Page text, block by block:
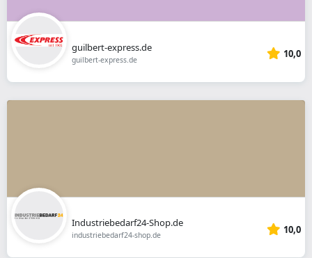
guilbert-express.de
guilbert-express.de 10,0
Industriebedarf24-Shop.de
industriebedarf24-shop.de 10,0